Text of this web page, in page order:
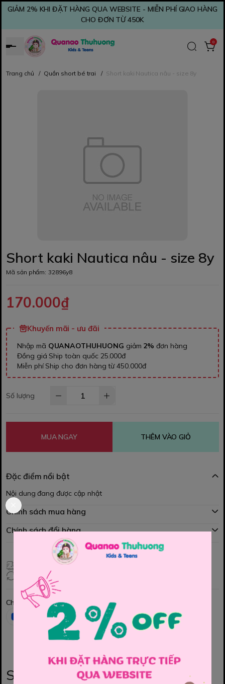
GIẢM 2% KHI ĐẶT HÀNG QUA WEBSITE - MIỄN PHÍ GIAO HÀNG
CHO ĐƠN TỪ 450K
0
Trang chủ / Quần short bé trai / Short kaki Nautica nâu - size 8y
Short kaki Nautica nâu - size 8y
Mã sản phẩm: 32896y8
170.000₫
Khuyến mãi - ưu đãi
Nhập mã QUANAOTHUHUONG giảm 2% đơn hàng
Đồng giá Ship toàn quốc 25.000đ
Miễn phí Ship cho đơn hàng từ 450.000đ
Số lượng
MUA NGAY THÊM VÀO GIỎ
Đặc điểm nổi bật
Nội dung đang được cập nhật
Chính sách mua hàng
Chính sách đổi hàng
Giao hàng toàn quốc
Đổi hàng 3 ngày (HCM), 7 ngày (Tỉnh)
Chia sẻ
Sản phẩm liên quan